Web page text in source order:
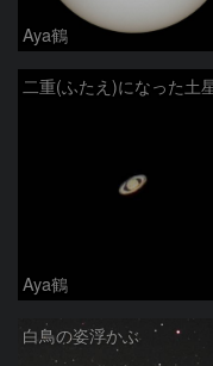
Aya鶴
Aya鶴
白鳥の姿浮かぶ